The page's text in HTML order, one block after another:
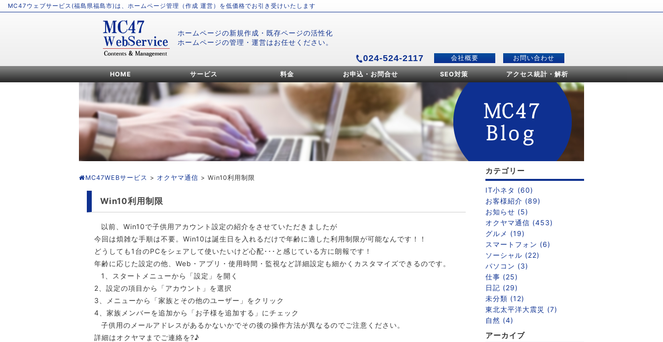
MC47ウェブサービス(福島県福島市)は、ホームページ管理（作成 運営）を低価格でお引き受けいたします
ホームページの新規作成・既存ページの活性化
ホームページの管理・運営はお任せください。
024-524-2117 会社概要 お問い合わせ
HOME サービス 料金 お申込・お問合せ SEO対策 アクセス統計・解析
MC47WEBサービス > オクヤマ通信 > Win10利用制限
Win10利用制限
以前、Win10で子供用アカウント設定の紹介をさせていただきましたが
今回は煩雑な手順は不要。Win10は誕生日を入れるだけで年齢に適した利用制限が可能なんです！！
どうしても1台のPCをシェアして使いたいけど心配･･･と感じている方に朗報です！
年齢に応じた設定の他、Web・アプリ・使用時間・監視など詳細設定も細かくカスタマイズできるのです。
1、スタートメニューから「設定」を開く
2、設定の項目から「アカウント」を選択
3、メニューから「家族とその他のユーザー」をクリック
4、家族メンバーを追加から「お子様を追加する」にチェック
子供用のメールアドレスがあるかないかでその後の操作方法が異なるのでご注意ください。
詳細はオクヤマまでご連絡を?♪
カテゴリー
IT小ネタ (60)
お客様紹介 (89)
お知らせ (5)
オクヤマ通信 (453)
グルメ (19)
スマートフォン (6)
ソーシャル (22)
パソコン (3)
仕事 (25)
日記 (29)
未分類 (12)
東北太平洋大震災 (7)
自然 (4)
アーカイブ